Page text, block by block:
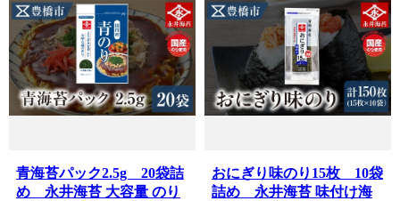
青海苔パック2.5g 20袋詰
め 永井海苔 大容量 のり
おにぎり味のり15枚 10袋
詰め 永井海苔 味付け海